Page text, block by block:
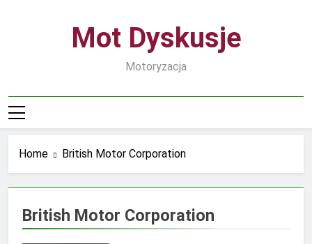
Mot Dyskusje
Motoryzacja
Home British Motor Corporation
British Motor Corporation